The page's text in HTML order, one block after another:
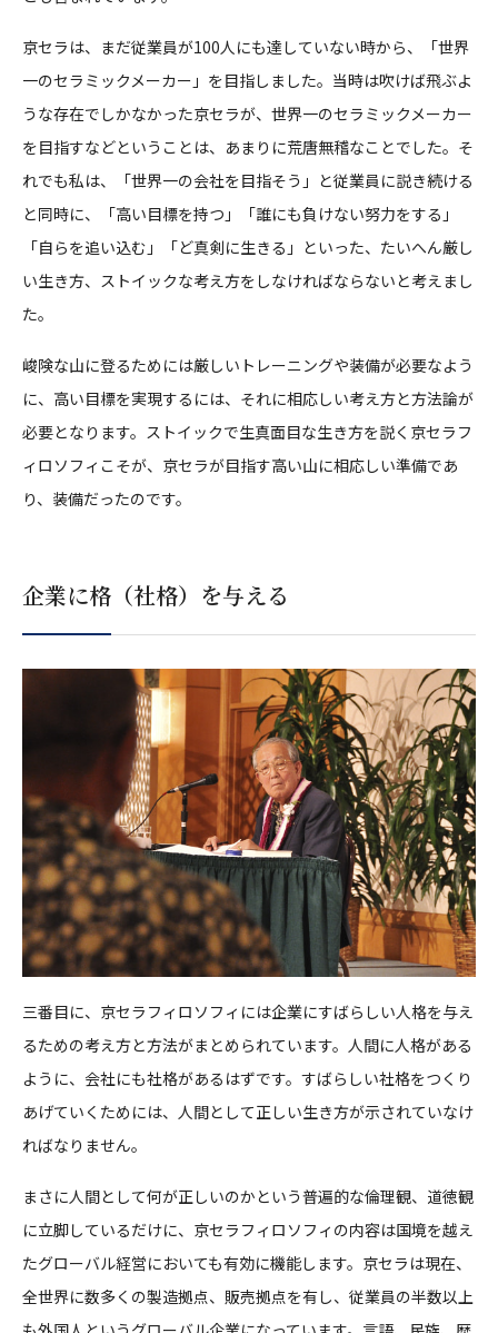
京セラは、まだ従業員が100人にも達していない時から、「世界
一のセラミックメーカー」を目指しました。当時は吹けば飛ぶよ
うな存在でしかなかった京セラが、世界一のセラミックメーカー
を目指すなどということは、あまりに荒唐無稽なことでした。そ
れでも私は、「世界一の会社を目指そう」と従業員に説き続ける
と同時に、「高い目標を持つ」「誰にも負けない努力をする」
「自らを追い込む」「ど真剣に生きる」といった、たいへん厳し
い生き方、ストイックな考え方をしなければならないと考えまし
た。
峻険な山に登るためには厳しいトレーニングや装備が必要なよう
に、高い目標を実現するには、それに相応しい考え方と方法論が
必要となります。ストイックで生真面目な生き方を説く京セラフ
ィロソフィこそが、京セラが目指す高い山に相応しい準備であ
り、装備だったのです。
企業に格（社格）を与える
三番目に、京セラフィロソフィには企業にすばらしい人格を与え
るための考え方と方法がまとめられています。人間に人格がある
ように、会社にも社格があるはずです。すばらしい社格をつくり
あげていくためには、人間として正しい生き方が示されていなけ
ればなりません。
まさに人間として何が正しいのかという普遍的な倫理観、道徳観
に立脚しているだけに、京セラフィロソフィの内容は国境を越え
たグローバル経営においても有効に機能します。京セラは現在、
全世界に数多くの製造拠点、販売拠点を有し、従業員の半数以上